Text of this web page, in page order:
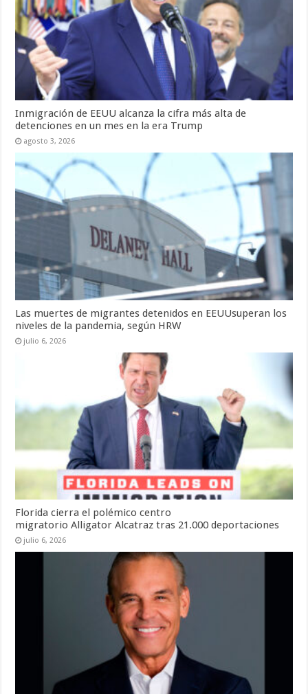
Inmigración de EEUU alcanza la cifra más alta de
detenciones en un mes en la era Trump
agosto 3, 2026
Las muertes de migrantes detenidos en EEUUsuperan los
niveles de la pandemia, según HRW
julio 6, 2026
Florida cierra el polémico centro
migratorio Alligator Alcatraz tras 21.000 deportaciones
julio 6, 2026